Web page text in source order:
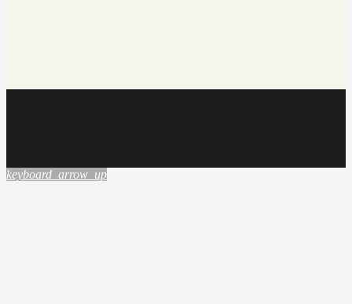
keyboard_arrow_up